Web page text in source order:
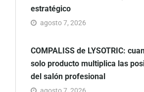
estratégico
agosto 7, 2026
COMPALISS de LYSOTRIC:
solo producto multiplica las
del salón profesional